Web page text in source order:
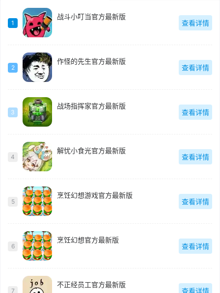
1
战斗小叮当官方最新版
查看详情
2
作怪的先生官方最新版
查看详情
3
战场指挥家官方最新版
查看详情
4
解忧小食光官方最新版
查看详情
5
烹饪幻想游戏官方最新版
查看详情
6
烹饪幻想官方最新版
查看详情
7
不正经员工官方最新版
查看详情